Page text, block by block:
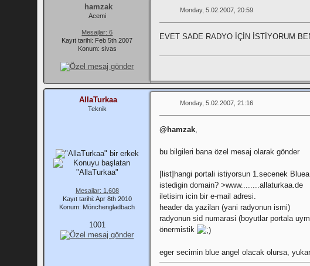
hamzak
Acemi
Mesajlar: 6
Kayıt tarihi: Feb 5th 2007
Konum: sivas
Monday, 5.02.2007, 20:59
EVET SADE RADYO İÇİN İSTİYORUM
AllaTurkaa
Teknik
Mesajlar: 1,608
Kayıt tarihi: Apr 8th 2010
Konum: Mönchengladbach
1001
Monday, 5.02.2007, 21:16
@hamzak,
bu bilgileri bana özel mesaj olarak gönder
[list]hangi portali istiyorsun 1.secenek
istedigin domain? >www........allaturkaa.de
iletisim icin bir e-mail adresi.
header da yazilan (yani radyonun ismi)
radyonun sid numarasi (boyutlar portala
önermistik
eger secimin blue angel olacak olursa,